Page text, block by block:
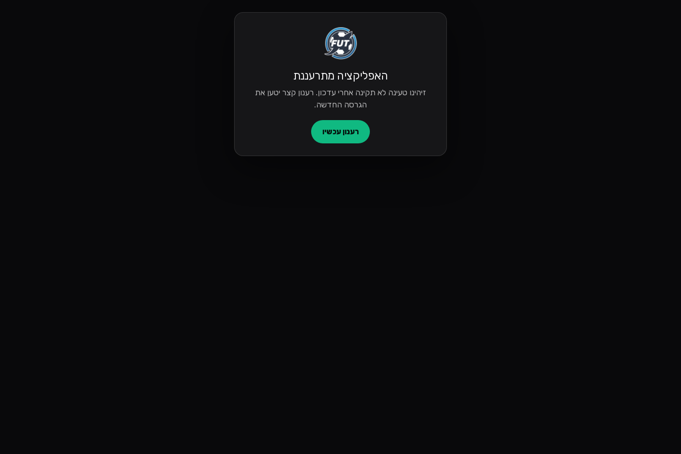
האפליקציה מתרעננת
זיהינו טעינה לא תקינה אחרי עדכון. רענון קצר יטען את
הגרסה החדשה.
רענון עכשיו